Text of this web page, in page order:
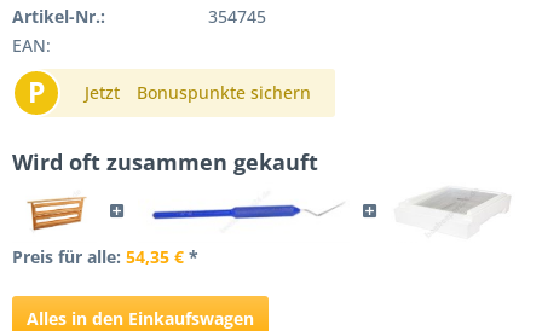
Artikel-Nr.:
354745
EAN:
P Jetzt Bonuspunkte sichern
Wird oft zusammen gekauft
Preis für alle: 54,35 € *
Alles in den Einkaufswagen